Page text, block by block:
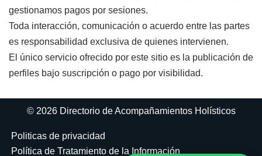
gestionamos pagos por sesiones.
Toda interacción, comunicación o acuerdo entre las partes
es responsabilidad exclusiva de quienes intervienen.
El único servicio ofrecido por este sitio es la publicación de
perfiles bajo suscripción o pago por visibilidad.
© 2026 Directorio de Acompañamientos Holísticos
Politicas de privacidad
Política de Tratamiento de la Información